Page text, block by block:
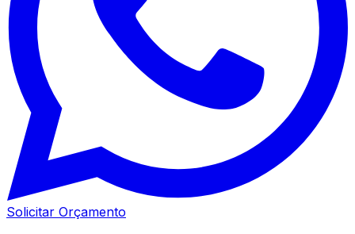
Solicitar Orçamento